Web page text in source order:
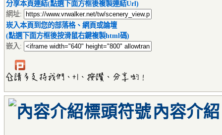
分享本頁連結(點選下面方框後複製連結Url)
網址:
崁入本頁到您的部落格、網頁或論壇
(點選下面方框後按滑鼠右鍵複製html碼)
嵌入:
內容介紹